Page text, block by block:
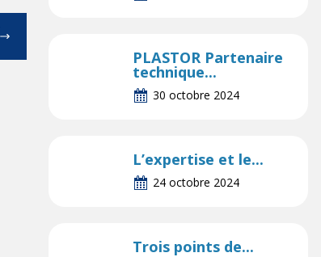
PLASTOR Partenaire
technique...
30 octobre 2024
L’expertise et le...
24 octobre 2024
Trois points de...